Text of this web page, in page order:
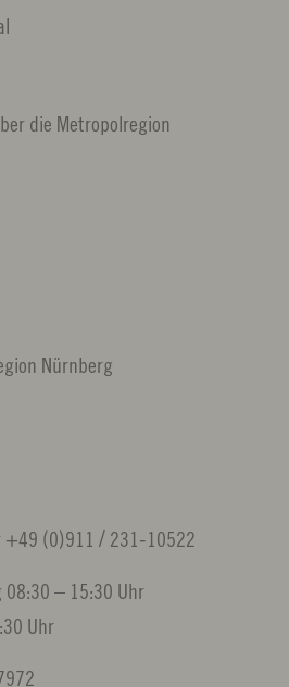
die Metropolregion
Nürnberg
+49 (0)911 / 231-10522
– 15:30 Uhr
Uhr